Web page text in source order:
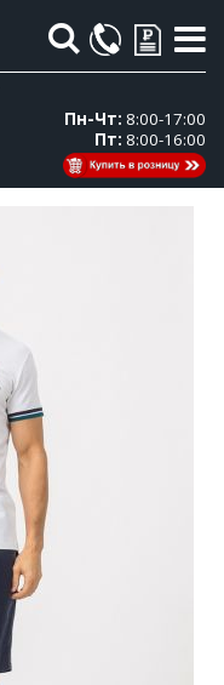
Поиск
Пн-Чт: 8:00-17:00
Пт: 8:00-16:00